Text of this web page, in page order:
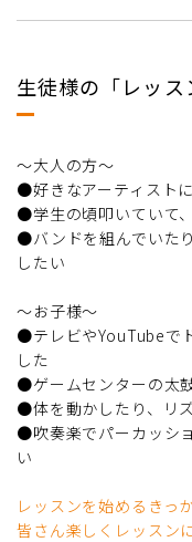
生徒様の「レッ
～大人の方～
●好きなアーティスト
●学生の頃叩いていて
●バンドを組んでいた
したい
～お子様～
●テレビやYouTubeで
した
●ゲームセンターの太
●体を動かしたり、リ
●吹奏楽でパーカッシ
い
レッスンを始めるきっ
皆さん楽しくレッスン